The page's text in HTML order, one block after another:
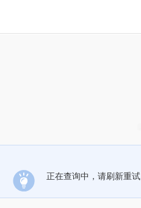
正在查询中，请刷新重试